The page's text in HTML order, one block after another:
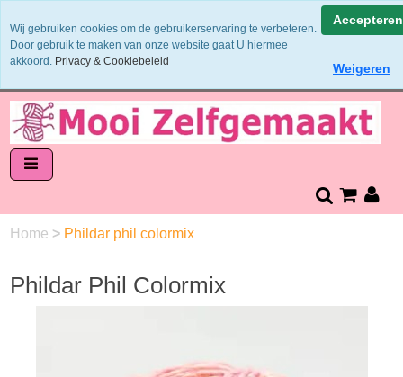
Garens worden uit 1 verfbad verzonden
Veilig online betalen of zelf overschrijven
Home > Phildar phil colormix
Phildar Phil Colormix
Wij gebruiken cookies om de gebruikerservaring te verbeteren.
Door gebruik te maken van onze website gaat U hiermee
akkoord. Privacy & Cookiebeleid
Accepteren
Weigeren